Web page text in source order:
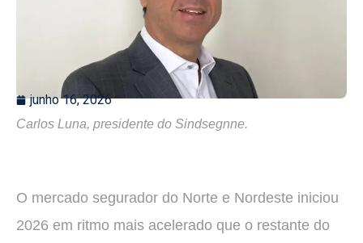
junho 16, 2026
Carlos Luna, presidente do Sindsegnne.
O mercado segurador do Norte e Nordeste iniciou
2026 em ritmo mais acelerado que o restante do